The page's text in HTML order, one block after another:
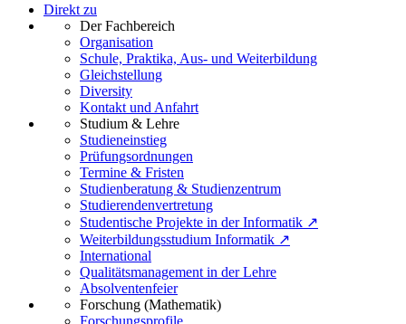
Direkt zu
Der Fachbereich
Organisation
Schule, Praktika, Aus- und Weiterbildung
Gleichstellung
Diversity
Kontakt und Anfahrt
Studium & Lehre
Studieneinstieg
Prüfungsordnungen
Termine & Fristen
Studienberatung & Studienzentrum
Studierendenvertretung
Studentische Projekte in der Informatik ↗
Weiterbildungsstudium Informatik ↗
International
Qualitätsmanagement in der Lehre
Absolventenfeier
Forschung (Mathematik)
Forschungsprofile